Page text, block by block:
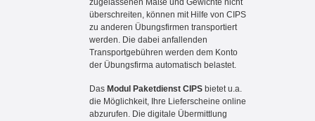
zugelassenen Maße und Gewichte nicht
überschreiten, können mit Hilfe von CIPS
zu anderen Übungsfirmen transportiert
werden. Die dabei anfallenden
Transportgebühren werden dem Konto
der Übungsfirma automatisch belastet.
Das Modul Paketdienst CIPS bietet u.a.
die Möglichkeit, Ihre Lieferscheine online
abzurufen. Die digitale Übermittlung